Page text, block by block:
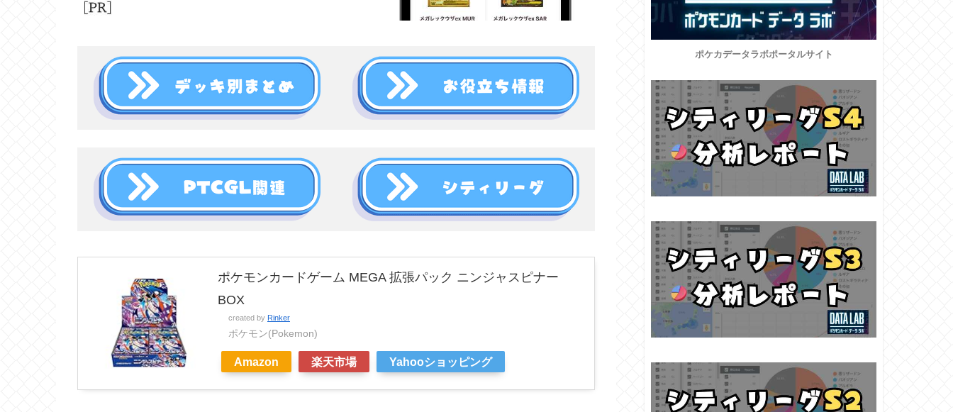
ポケモンカードゲーム MEGA 拡張パック ニンジャスピナー
BOX
created by Rinker
ポケモン(Pokemon)
Amazon 楽天市場 Yahooショッピング
ポケカデータラボポータルサイト